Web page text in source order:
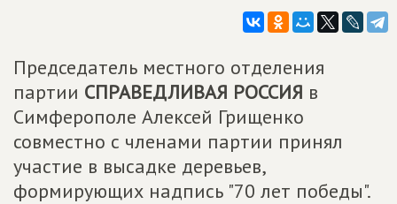
Председатель местного отделения
партии СПРАВЕДЛИВАЯ РОССИЯ в
Симферополе Алексей Грищенко
совместно с членами партии принял
участие в высадке деревьев,
формирующих надпись "70 лет победы".